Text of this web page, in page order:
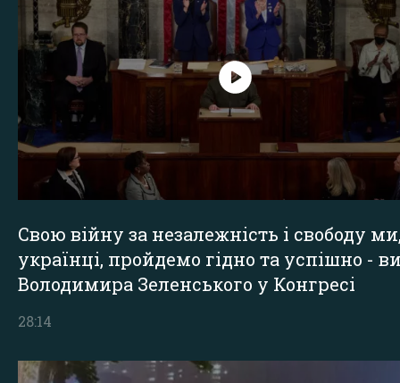
Свою війну за незалежність і свободу
українці, пройдемо гідно та успішно -
Володимира Зеленського у Конгресі
28:14